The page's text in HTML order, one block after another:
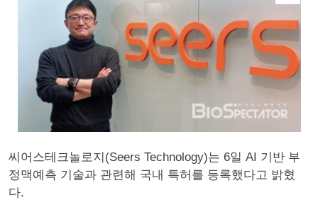
씨어스테크놀로지(Seers Technology)는 6일 AI 기반 부
정맥예측 기술과 관련해 국내 특허를 등록했다고 밝혔
다.